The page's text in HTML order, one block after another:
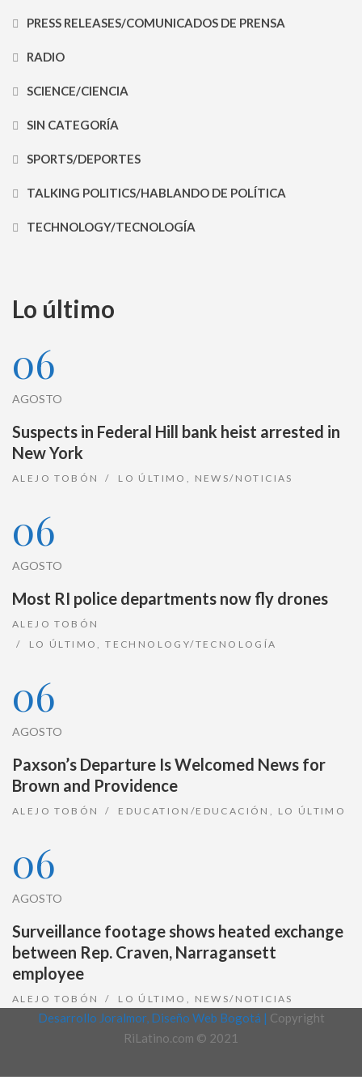
PRESS RELEASES/COMUNICADOS DE PRENSA
RADIO
SCIENCE/CIENCIA
SIN CATEGORÍA
SPORTS/DEPORTES
TALKING POLITICS/HABLANDO DE POLÍTICA
TECHNOLOGY/TECNOLOGÍA
Lo último
06
AGOSTO
Suspects in Federal Hill bank heist arrested in
New York
ALEJO TOBÓN LO ÚLTIMO NEWS/NOTICIAS
06
AGOSTO
Most RI police departments now fly drones
ALEJO TOBÓN
LO ÚLTIMO
,TECHNOLOGY/TECNOLOGÍA
06
AGOSTO
Paxson’s Departure Is Welcomed News for
Brown and Providence
ALEJO TOBÓN EDUCATION/EDUCACIÓN LO ÚLTIMO
06
AGOSTO
Surveillance footage shows heated exchange
between Rep. Craven, Narragansett
employee
ALEJO TOBÓN LO ÚLTIMO NEWS/NOTICIAS
Desarrollo Joralmor, Diseño Web Bogotá | Copyright
RiLatino.com © 2021